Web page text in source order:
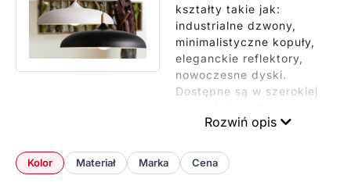
kształty takie jak:
industrialne dzwony,
minimalistyczne kopuły,
eleganckie reflektory,
nowoczesne dyski.
Dostępne są w szerokiej
Najczęściej wybierane
takich jak: matowa
czerń, stonowana biel,
Rozwiń opis
Kolor Materiał Marka Cena